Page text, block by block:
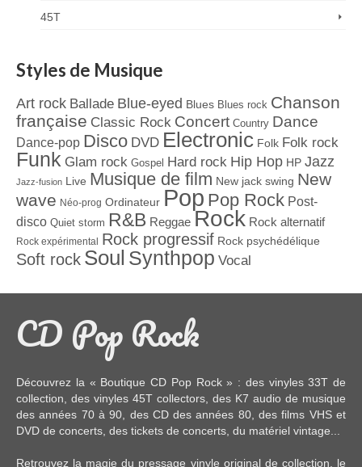
45T
Styles de Musique
Art rock Ballade Blue-eyed Blues Blues rock Chanson
française Classic Rock Concert Country Dance
Dance-pop Disco DVD Electronic Folk Folk rock
Funk Glam rock Gospel Hard rock Hip Hop HP Jazz
Jazz-fusion Live Musique de film New jack swing New
wave Néo-prog Ordinateur Pop Pop Rock Post-
disco Quiet storm R&B Reggae Rock Rock alternatif
Rock expérimental Rock progressif Rock psychédélique
Soft rock Soul Synthpop Vocal
CD Pop Rock
Découvrez la « Boutique CD Pop Rock » : des vinyles 33T de
collection, des vinyles 45T collectors, des K7 audio de musique
des années 70 à 90, des CDdes années 80, desfilms VHS et
DVD de concerts, des tickets de concerts , du matériel vintage
Retrouvez la magie du pressage vinyle original de collection, le